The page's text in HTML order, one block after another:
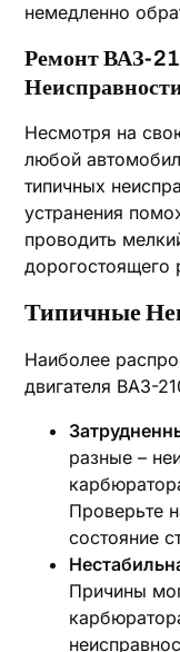
немедленно
Ремонт ВАЗ-
Несмотря на
любой
типичных
устранения
проводить
дорогостоящего
Типичные
Наиболее
двигателя ВАЗ-
разные –
Проверьте
состояние
Причины